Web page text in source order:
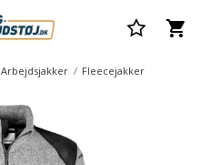
Arbejdsjakker Fleecejakker